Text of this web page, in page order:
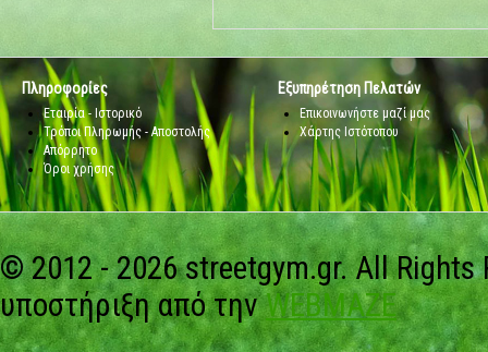
Πληροφορίες
Εταιρία - Ιστορικό
Τρόποι Πληρωμής - Αποστολής
Απόρρητο
Όροι χρήσης
Εξυπηρέτηση Πελατών
Επικοινωνήστε μαζί μας
Χάρτης Ιστότοπου
© 2012 - 2026 streetgym.gr. All Rights
υποστήριξη από τηνWEBMAZE